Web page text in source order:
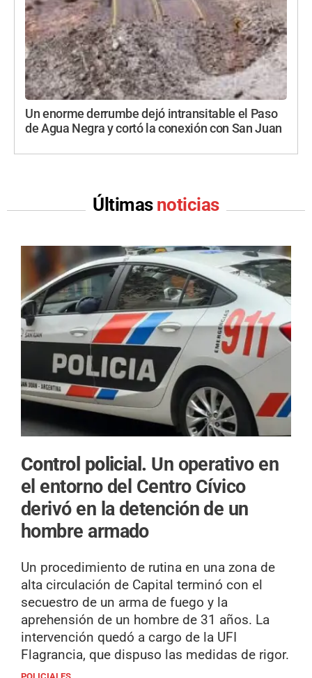
Un enorme derrumbe dejó intransitable el Paso
de Agua Negra y cortó la conexión con San Juan
Últimas noticias
Control policial. Un operativo en
el entorno del Centro Cívico
derivó en la detención de un
hombre armado
Un procedimiento de rutina en una zona de
alta circulación de Capital terminó con el
secuestro de un arma de fuego y la
aprehensión de un hombre de 31 años. La
intervención quedó a cargo de la UFI
Flagrancia, que dispuso las medidas de rigor.